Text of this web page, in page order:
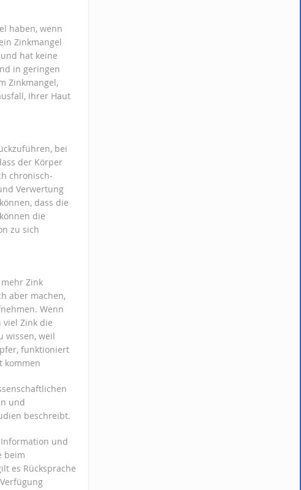
haben, wenn
Zinkmangel
hat keine
in geringen
Zinkmangel,
Ihrer Haut
bei
der Körper
chronisch-
Verwertung
dass die
die
zu sich
Zink
aber machen,
Wenn
Zink die
wissen, weil
funktioniert
kommen
und
beschreibt.
und
beim
es Rücksprache